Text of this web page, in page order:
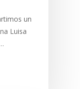
un
Luisa